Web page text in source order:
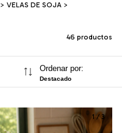
> VELAS DE SOJA >
46 productos
Ordenar por:
Destacado
1 /3